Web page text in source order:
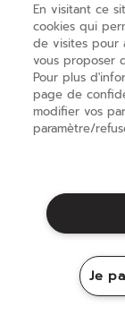
BESOIN D'AIDE
A PROPOS
Mentions
Sitemap
En visitant ce
cookies qui
de visites pour
vous proposer
Pour plus
page de
modifier vos
paramètre/
Je